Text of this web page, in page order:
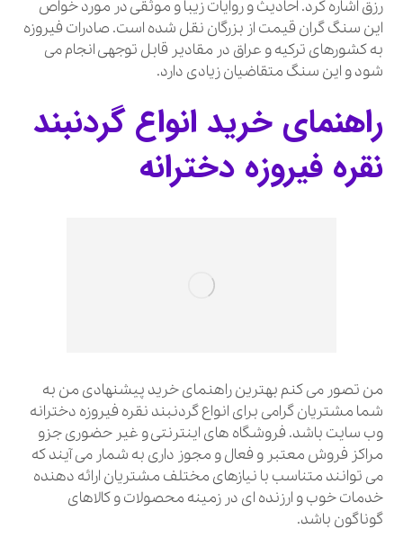
رزق اشاره کرد. احادیث و روایات زیبا و موثقی در مورد خواص
این سنگ گران قیمت از بزرگان نقل شده است. صادرات فیروزه
به کشورهای ترکیه و عراق در مقادیر قابل توجهی انجام می
شود و این سنگ متقاضیان زیادی دارد.
راهنمای خرید انواع گردنبند
نقره فیروزه دخترانه
من تصور می کنم بهترین راهنمای خرید پیشنهادی من به
شما مشتریان گرامی برای انواع گردنبند نقره فیروزه دخترانه
وب سایت باشد. فروشگاه های اینترنتی و غیر حضوری جزو
مراکز فروش معتبر و فعال و مجوز داری به شمار می آیند که
می توانند متناسب با نیازهای مختلف مشتریان ارائه دهنده
خدمات خوب و ارزنده ای در زمینه محصولات و کالاهای
گوناگون باشد.